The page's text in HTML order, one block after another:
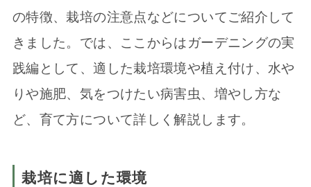
の特徴、栽培の注意点などについてご紹介して
きました。では、ここからはガーデニングの実
践編として、適した栽培環境や植え付け、水や
りや施肥、気をつけたい病害虫、増やし方な
ど、育て方について詳しく解説します。
栽培に適した環境